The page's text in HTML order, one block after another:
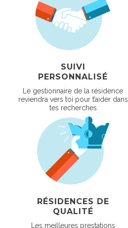
SUIVI
PERSONNALISÉ
Le gestionnaire de la résidence
reviendra vers toi pour t’aider dans
tes recherches
RÉSIDENCES DE
QUALITÉ
Les meilleures prestations